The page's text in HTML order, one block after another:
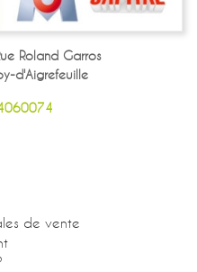
Roland Garros
d'Aigrefeuille
de vente